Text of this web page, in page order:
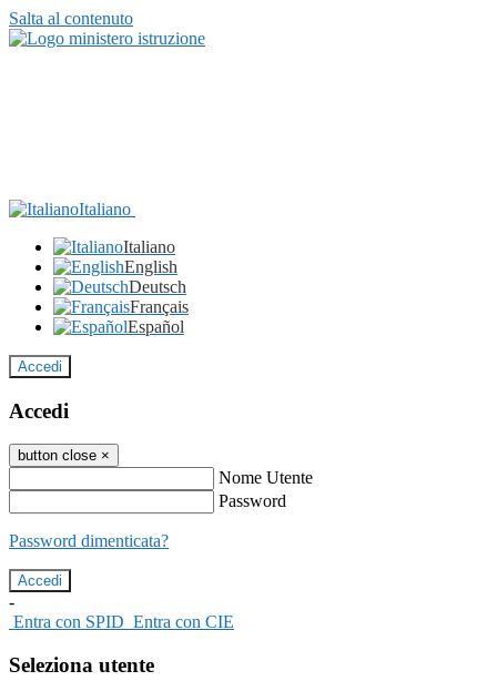
Salta al contenuto
Italiano
Italiano
English
Deutsch
Français
Español
Accedi
Accedi
button close ×
Nome Utente
Password
Password dimenticata?
-
Entra con SPID Entra con CIE
Seleziona utente